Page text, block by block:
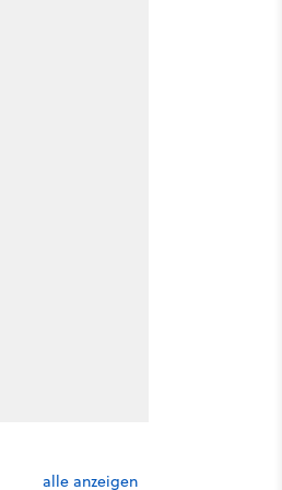
alle anzeigen